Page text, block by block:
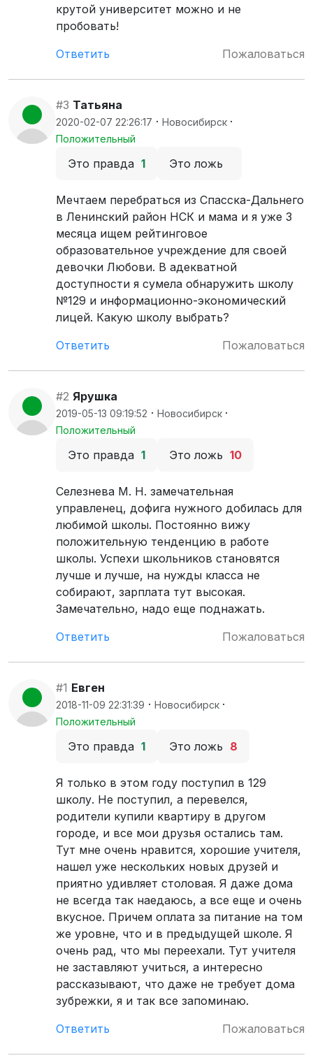
крутой университет можно и не
пробовать!
Ответить
Пожаловаться
#3 Татьяна
2020-02-07 22:26:17 · Новосибирск ·
Положительный
Это правда 1 Это ложь
Мечтаем перебраться из Спасска-Дальнего
в Ленинский район НСК и мама и я уже 3
месяца ищем рейтинговое
образовательное учреждение для своей
девочки Любови. В адекватной
доступности я сумела обнаружить школу
№129 и информационно-экономический
лицей. Какую школу выбрать?
Ответить
Пожаловаться
#2 Ярушка
2019-05-13 09:19:52 · Новосибирск ·
Положительный
Это правда 1 Это ложь 10
Селезнева М. Н. замечательная
управленец, дофига нужного добилась для
любимой школы. Постоянно вижу
положительную тенденцию в работе
школы. Успехи школьников становятся
лучше и лучше, на нужды класса не
собирают, зарплата тут высокая.
Замечательно, надо еще поднажать.
Ответить
Пожаловаться
#1 Евген
2018-11-09 22:31:39 · Новосибирск ·
Положительный
Это правда 1 Это ложь 8
Я только в этом году поступил в 129
школу. Не поступил, а перевелся,
родители купили квартиру в другом
городе, и все мои друзья остались там.
Тут мне очень нравится, хорошие учителя,
нашел уже нескольких новых друзей и
приятно удивляет столовая. Я даже дома
не всегда так наедаюсь, а все еще и очень
вкусное. Причем оплата за питание на том
же уровне, что и в предыдущей школе. Я
очень рад, что мы переехали. Тут учителя
не заставляют учиться, а интересно
рассказывают, что даже не требует дома
зубрежки, я и так все запоминаю.
Ответить
Пожаловаться